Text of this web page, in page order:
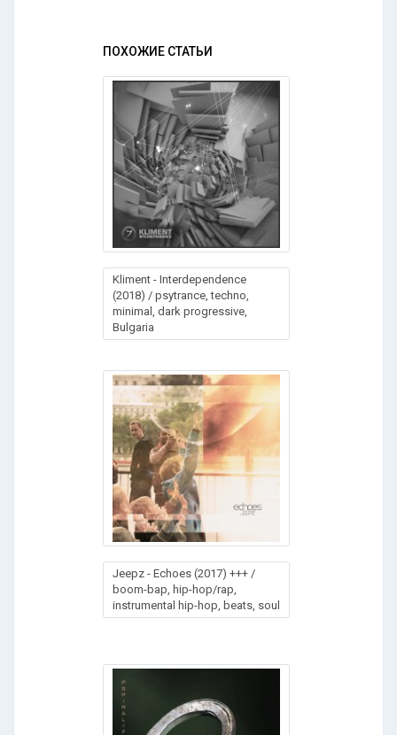
ПОХОЖИЕ СТАТЬИ
Klimеnt - Intеrdеpеndеncе
(2018) / psytrance, techno,
minimal, dark progressive,
Bulgaria
Jeepz - Echoes (2017) +++ /
boom-bap, hip-hop/rap,
instrumental hip-hop, beats, soul